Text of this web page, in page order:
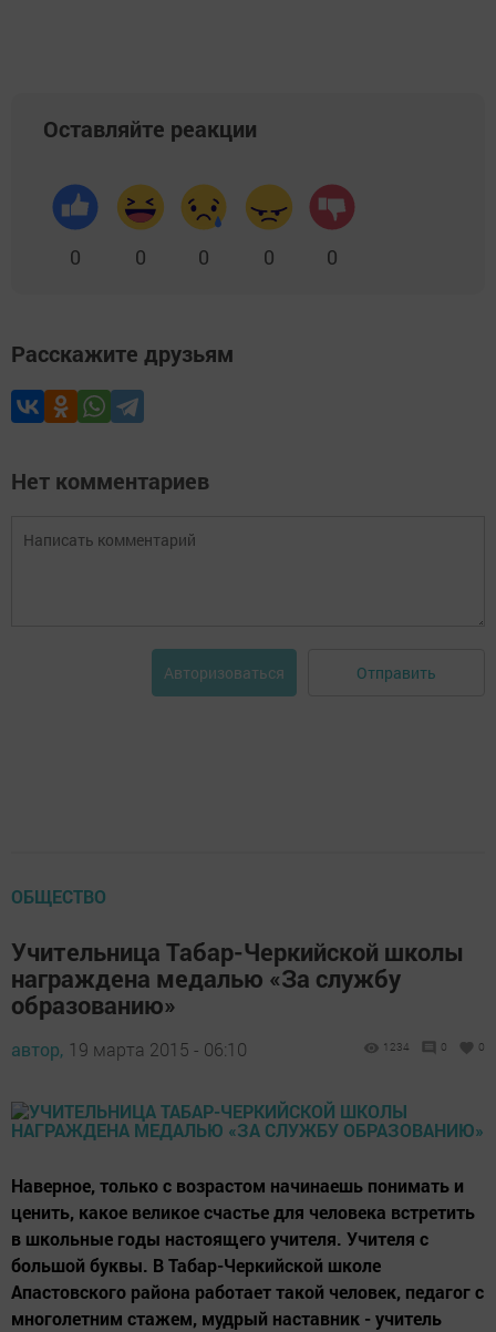
Оставляйте реакции
0 0 0 0 0
Расскажите друзьям
Нет комментариев
Авторизоваться Отправить
ОБЩЕСТВО
Учительница Табар-Черкийской школы
награждена медалью «За службу
образованию»
автор, 19 марта 2015 - 06:10 1234 0 0
Наверное, только с возрастом начинаешь понимать и
ценить, какое великое счастье для человека встретить
в школьные годы настоящего учителя. Учителя с
большой буквы. В Табар-Черкийской школе
Апастовского района работает такой человек, педагог с
многолетним стажем, мудрый наставник - учитель